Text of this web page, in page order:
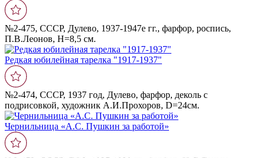
№2-475, СССР, Дулево, 1937-1947е гг., фарфор, роспись,
П.В.Леонов, Н=8,5 см.
Редкая юбилейная тарелка "1917-1937"
№2-474, СССР, 1937 год, Дулево, фарфор, деколь с
подрисовкой, художник А.И.Прохоров, D=24см.
Чернильница «А.С. Пушкин за работой»